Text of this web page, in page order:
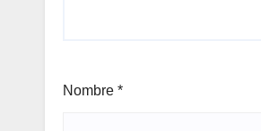
Nombre *